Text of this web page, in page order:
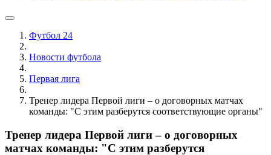
Футбол 24
Новости футбола
Первая лига
Тренер лидера Первой лиги – о договорных матчах
команды: "С этим разберутся соответствующие органы"
Тренер лидера Первой лиги – о договорных
матчах команды: "С этим разберутся